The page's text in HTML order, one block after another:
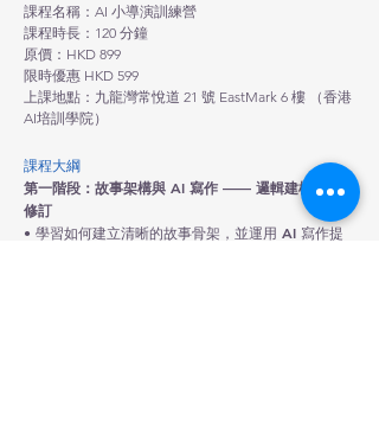
課程名稱：AI 小導演訓練營
課程時長：120 分鐘
原價：HKD 899
限時優惠 HKD 599
上課地點：九龍灣常悅道 21 號 EastMark 6 樓 （香港
AI培訓學院）
課程大綱
第一階段：故事架構與 AI 寫作 —— 邏輯建模與指令
修訂
• 學習如何建立清晰的故事骨架，並運用 AI 寫作提